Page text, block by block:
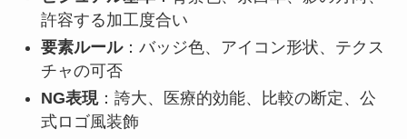
許容する加工度合い
要素ルール：バッジ色、アイコン形状、テクス
チャの可否
NG表現：誇大、医療的効能、比較の断定、公
式ロゴ風装飾